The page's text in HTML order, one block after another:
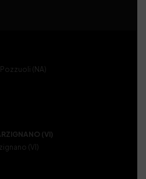
(NA)
(VI)
(VI)